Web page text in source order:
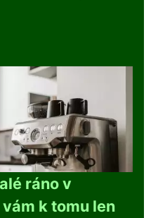
ráno v
k tomu len